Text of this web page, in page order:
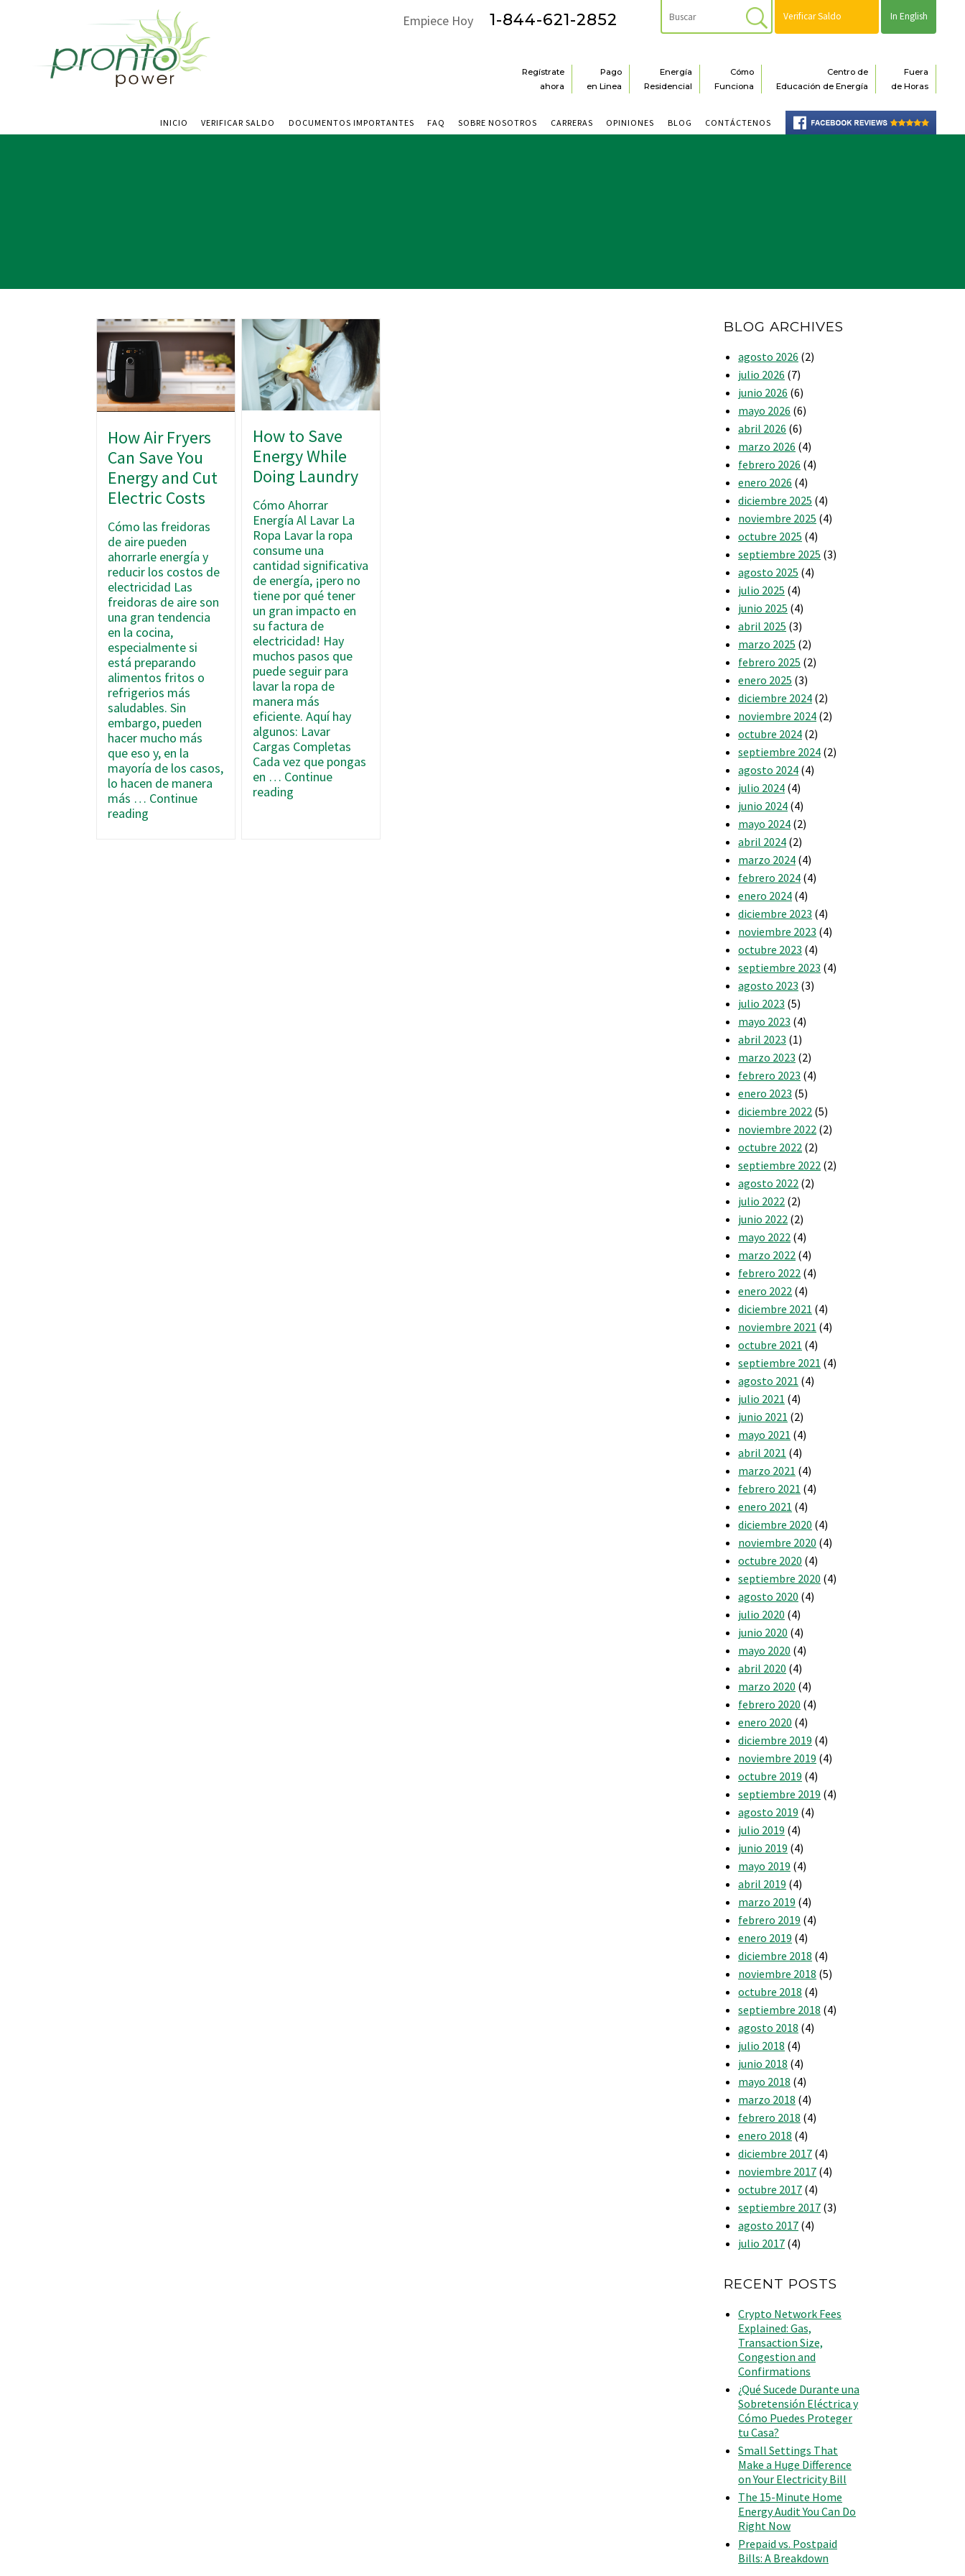
In English
Verificar Saldo
Empiece Hoy 1-844-621-2852
Fuera
de Horas
Centro de
Educación de Energía
Cómo
Funciona
Energía
Residencial
Pago
en Linea
Regístrate
ahora
CONTÁCTENOS
BLOG
OPINIONES
CARRERAS
SOBRE NOSOTROS
FAQ
DOCUMENTOS IMPORTANTES
VERIFICAR SALDO
INICIO
How Air Fryers
Can Save You
Energy and Cut
Electric Costs
Cómo las freidoras
de aire pueden
ahorrarle energía y
reducir los costos de
electricidad Las
freidoras de aire son
una gran tendencia
en la cocina,
especialmente si
está preparando
alimentos fritos o
refrigerios más
saludables. Sin
embargo, pueden
hacer mucho más
que eso y, en la
mayoría de los casos,
lo hacen de manera
más … Continue
reading
How to Save
Energy While
Doing Laundry
Cómo Ahorrar
Energía Al Lavar La
Ropa Lavar la ropa
consume una
cantidad significativa
de energía, ¡pero no
tiene por qué tener
un gran impacto en
su factura de
electricidad! Hay
muchos pasos que
puede seguir para
lavar la ropa de
manera más
eficiente. Aquí hay
algunos: Lavar
Cargas Completas
Cada vez que pongas
en … Continue
readingHow
BLOG ARCHIVES
agosto 2026 (2)
julio 2026 (7)
junio 2026 (6)
mayo 2026 (6)
abril 2026 (6)
marzo 2026 (4)
febrero 2026 (4)
enero 2026 (4)
diciembre 2025 (4)
noviembre 2025 (4)
octubre 2025 (4)
septiembre 2025 (3)
agosto 2025 (4)
julio 2025 (4)
junio 2025 (4)
abril 2025 (3)
marzo 2025 (2)
febrero 2025 (2)
enero 2025 (3)
diciembre 2024 (2)
noviembre 2024 (2)
octubre 2024 (2)
septiembre 2024 (2)
agosto 2024 (4)
julio 2024 (4)
junio 2024 (4)
mayo 2024 (2)
abril 2024 (2)
marzo 2024 (4)
febrero 2024 (4)
enero 2024 (4)
diciembre 2023 (4)
noviembre 2023 (4)
octubre 2023 (4)
septiembre 2023 (4)
agosto 2023 (3)
julio 2023 (5)
mayo 2023 (4)
abril 2023 (1)
marzo 2023 (2)
febrero 2023 (4)
enero 2023 (5)
diciembre 2022 (5)
noviembre 2022 (2)
octubre 2022 (2)
septiembre 2022 (2)
agosto 2022 (2)
julio 2022 (2)
junio 2022 (2)
mayo 2022 (4)
marzo 2022 (4)
febrero 2022 (4)
enero 2022 (4)
diciembre 2021 (4)
noviembre 2021 (4)
octubre 2021 (4)
septiembre 2021 (4)
agosto 2021 (4)
julio 2021 (4)
junio 2021 (2)
mayo 2021 (4)
abril 2021 (4)
marzo 2021 (4)
febrero 2021 (4)
enero 2021 (4)
diciembre 2020 (4)
noviembre 2020 (4)
octubre 2020 (4)
septiembre 2020 (4)
agosto 2020 (4)
julio 2020 (4)
junio 2020 (4)
mayo 2020 (4)
abril 2020 (4)
marzo 2020 (4)
febrero 2020 (4)
enero 2020 (4)
diciembre 2019 (4)
noviembre 2019 (4)
octubre 2019 (4)
septiembre 2019 (4)
agosto 2019 (4)
julio 2019 (4)
junio 2019 (4)
mayo 2019 (4)
abril 2019 (4)
marzo 2019 (4)
febrero 2019 (4)
enero 2019 (4)
diciembre 2018 (4)
noviembre 2018 (5)
octubre 2018 (4)
septiembre 2018 (4)
agosto 2018 (4)
julio 2018 (4)
junio 2018 (4)
mayo 2018 (4)
marzo 2018 (4)
febrero 2018 (4)
enero 2018 (4)
diciembre 2017 (4)
noviembre 2017 (4)
octubre 2017 (4)
septiembre 2017 (3)
agosto 2017 (4)
julio 2017 (4)
RECENT POSTS
Crypto Network Fees
Explained: Gas,
Transaction Size,
Congestion and
Confirmations
¿Qué Sucede Durante una
Sobretensión Eléctrica y
Cómo Puedes Proteger
tu Casa?
Small Settings That
Make a Huge Difference
on Your Electricity Bill
The 15-Minute Home
Energy Audit You Can Do
Right Now
Prepaid vs. Postpaid
Bills: A Breakdown